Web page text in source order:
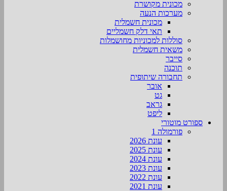
מכונית מקושרת
מערכות הנעה
מכונית חשמלית
תאי דלק חשמליים
סוללות למכוניות מחושמלות
משאית חשמלית
סייבר
תוכנה
תחבורה שיתופית
אובר
גט
גראב
ליפט
ספורט מוטורי
פורמולה 1
עונת 2026
עונת 2025
עונת 2024
עונת 2023
עונת 2022
עונת 2021